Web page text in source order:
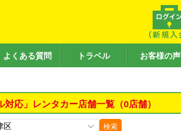
よくある質問 トラベル お客様の声
応」レンタカー店舗一覧（0店舗）
検索